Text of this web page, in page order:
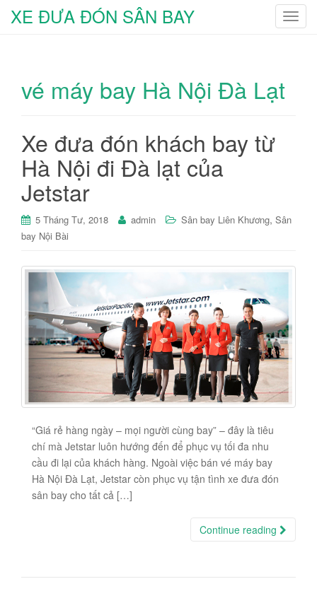
T
n
XE ĐƯA ĐÓN SÂN BAY
vé máy bay Hà Nội Đà Lạt
Xe đưa đón khách bay từ
Hà Nội đi Đà lạt của
Jetstar
5 Tháng Tư, 2018 admin Sân bay Liên Khương, Sân
bay Nội Bài
“Giá rẻ hàng ngày – mọi người cùng bay” – đây là tiêu
chí mà Jetstar luôn hướng đến để phục vụ tối đa nhu
cầu đi lại của khách hàng. Ngoài việc bán vé máy bay
Hà Nội Đà Lạt, Jetstar còn phục vụ tận tình xe đưa đón
sân bay cho tất cả […]
Continue reading